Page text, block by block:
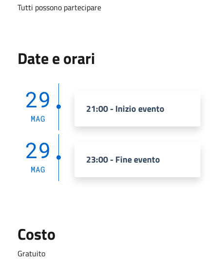
Tutti possono partecipare
Date e orari
29
MAG
21:00 - Inizio evento
29
MAG
23:00 - Fine evento
Costo
Gratuito